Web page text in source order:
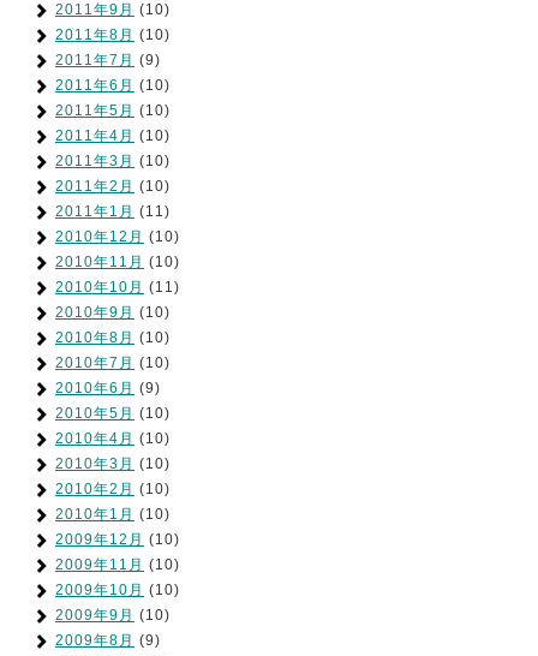
2011年9月 (10)
2011年8月 (10)
2011年7月 (9)
2011年6月 (10)
2011年5月 (10)
2011年4月 (10)
2011年3月 (10)
2011年2月 (10)
2011年1月 (11)
2010年12月 (10)
2010年11月 (10)
2010年10月 (11)
2010年9月 (10)
2010年8月 (10)
2010年7月 (10)
2010年6月 (9)
2010年5月 (10)
2010年4月 (10)
2010年3月 (10)
2010年2月 (10)
2010年1月 (10)
2009年12月 (10)
2009年11月 (10)
2009年10月 (10)
2009年9月 (10)
2009年8月 (9)